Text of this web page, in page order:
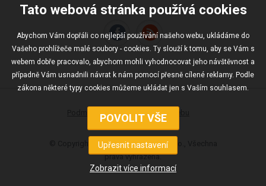
Tato webová stránka používá cookies
Abychom Vám dopřáli co nejlepší používání našeho webu, ukládáme do
Vašeho prohlížeče malé soubory - cookies. Ty slouží k tomu, aby se Vám s
webem dobře pracovalo, abychom mohli vyhodnocovat jeho návštěvnost a
případně Vám usnadnili návrat k nám pomocí přesně cílené reklamy. Podle
zákona některé typy cookies můžeme ukládat jen s Vaším souhlasem.
Podmínky užívání Mapa webu
© Copyright ELEKTRO S.M.S., spol s r.o., Všechna
práva vyhrazena.